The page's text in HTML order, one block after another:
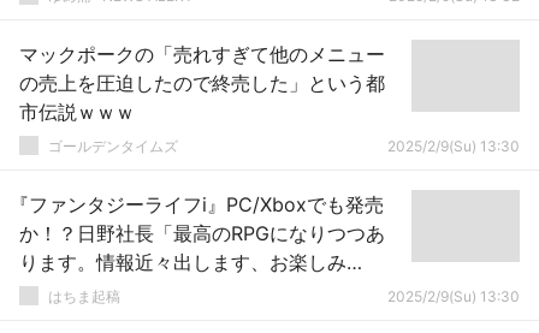
マックポークの「売れすぎて他のメニュー
の売上を圧迫したので終売した」という都
市伝説ｗｗｗ
ゴールデンタイムズ 2025/2/9(Su) 13:30
『ファンタジーライフi』PC/Xboxでも発売
か！？日野社長「最高のRPGになりつつあ
ります。情報近々出します、お楽しみ
に！」はちま起稿 2025/2/9(Su) 13:30